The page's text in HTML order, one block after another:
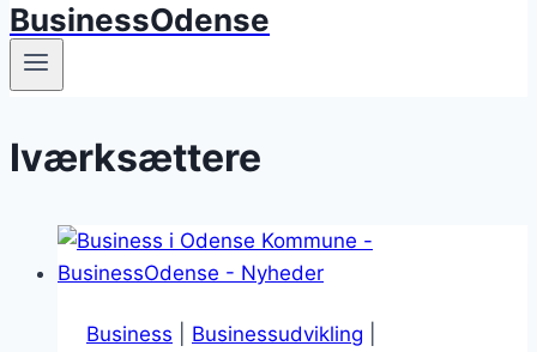
BusinessOdense
Iværksættere
Business Businessudvikling